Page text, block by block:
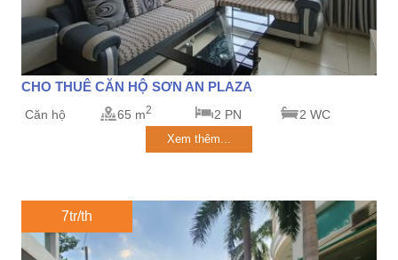
CHO THUÊ CĂN HỘ SƠN AN PLAZA
Căn hộ 65 m2 2 PN 2 WC
Xem thêm...
7tr/th